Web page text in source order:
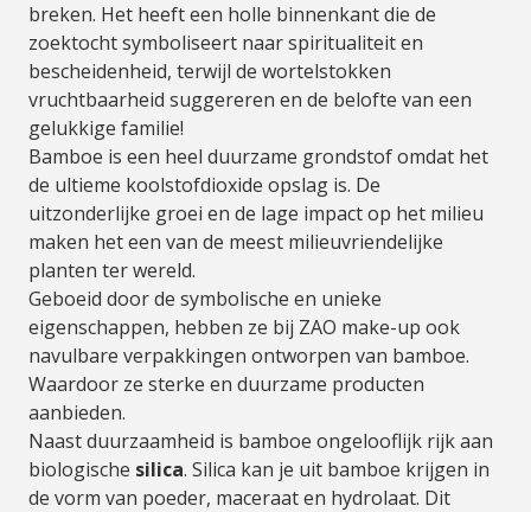
breken. Het heeft een holle binnenkant die de
zoektocht symboliseert naar spiritualiteit en
bescheidenheid, terwijl de wortelstokken
vruchtbaarheid suggereren en de belofte van een
gelukkige familie!
Bamboe is een heel duurzame grondstof omdat het
de ultieme koolstofdioxide opslag is. De
uitzonderlijke groei en de lage impact op het milieu
maken het een van de meest milieuvriendelijke
planten ter wereld.
Geboeid door de symbolische en unieke
eigenschappen, hebben ze bij ZAO make-up ook
navulbare verpakkingen ontworpen van bamboe.
Waardoor ze sterke en duurzame producten
aanbieden.
Naast duurzaamheid is bamboe ongelooflijk rijk aan
biologische silica. Silica kan je uit bamboe krijgen in
de vorm van poeder, maceraat en hydrolaat. Dit